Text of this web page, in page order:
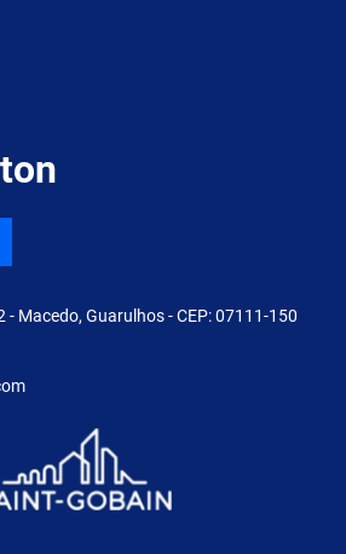
- Macedo, Guarulhos - CEP: 07111-150